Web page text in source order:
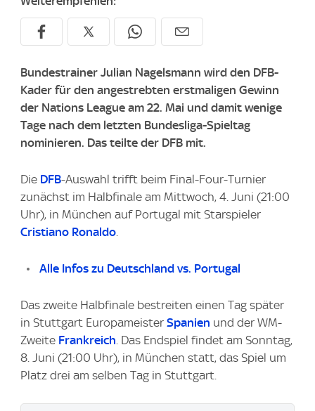
Bundestrainer Julian Nagelsmann wird den DFB-
Kader für den angestrebten erstmaligen Gewinn
der Nations League am 22. Mai und damit wenige
Tage nach dem letzten Bundesliga-Spieltag
nominieren. Das teilte der DFB mit.
Die DFB-Auswahl trifft beim Final-Four-Turnier
zunächst im Halbfinale am Mittwoch, 4. Juni (21:00
Uhr), in München auf Portugal mit Starspieler
Cristiano Ronaldo.
Alle Infos zu Deutschland vs. Portugal
Das zweite Halbfinale bestreiten einen Tag später
in Stuttgart Europameister Spanien und der WM-
Zweite Frankreich. Das Endspiel findet am Sonntag,
8. Juni (21:00 Uhr), in München statt, das Spiel um
Platz drei am selben Tag in Stuttgart.